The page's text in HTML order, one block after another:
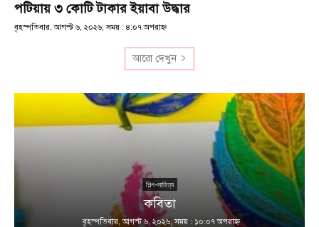
পটিয়ায় ৩ কোটি টাকার ইয়াবা উদ্ধার
বৃহস্পতিবার, আগস্ট ৬, ২০২৬; সময় : ৪:০৭ অপরাহ্ণ
আরো দেখুন
শিল্প-সাহিত্য
কবিতা
বৃহস্পতিবার, আগস্ট ৬, ২০২৬; সময় : ১০:০৭ অপরাহ্ণ